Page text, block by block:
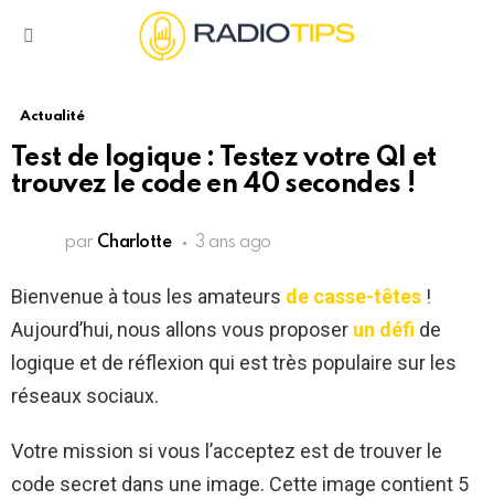
Actualité
Test de logique : Testez votre QI et
trouvez le code en 40 secondes !
par Charlotte 3 ans ago
Bienvenue à tous les amateurs de casse-têtes !
Aujourd’hui, nous allons vous proposer un défi de
logique et de réflexion qui est très populaire sur les
réseaux sociaux.
Votre mission si vous l’acceptez est de trouver le
code secret dans une image. Cette image contient 5